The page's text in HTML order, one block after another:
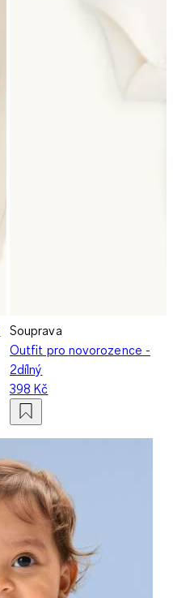
Souprava
Outfit pro novorozence -
2dílný
398 Kč